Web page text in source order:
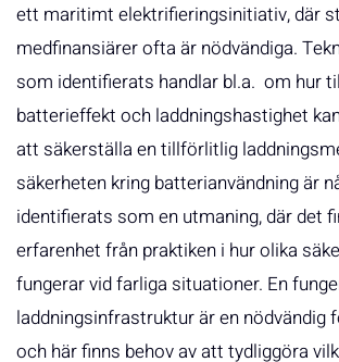
ett maritimt elektrifieringsinitiativ, där
medfinansiärer ofta är nödvändiga.
som identifierats handlar bl.a. om hur
batterieffekt och laddningshastighet
att säkerställa en tillförlitlig
säkerheten kring batterianvändning är
identifierats som en utmaning, där det
erfarenhet från praktiken i hur olika
fungerar vid farliga situationer. En
laddningsinfrastruktur är en nödvändig
och här finns behov av att tydliggöra